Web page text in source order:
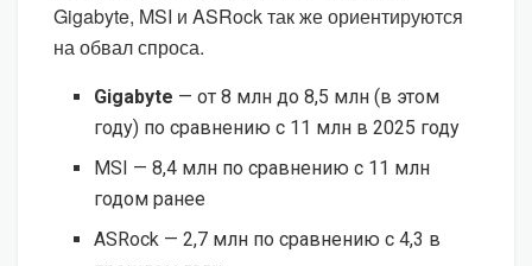
Gigabyte, MSI и ASRock так же ориентируются
на обвал спроса.
Gigabyte — от 8 млн до 8,5 млн (в этом
году) по сравнению с 11 млн в 2025 году
MSI — 8,4 млн по сравнению с 11 млн
годом ранее
ASRock — 2,7 млн по сравнению с 4,3 в